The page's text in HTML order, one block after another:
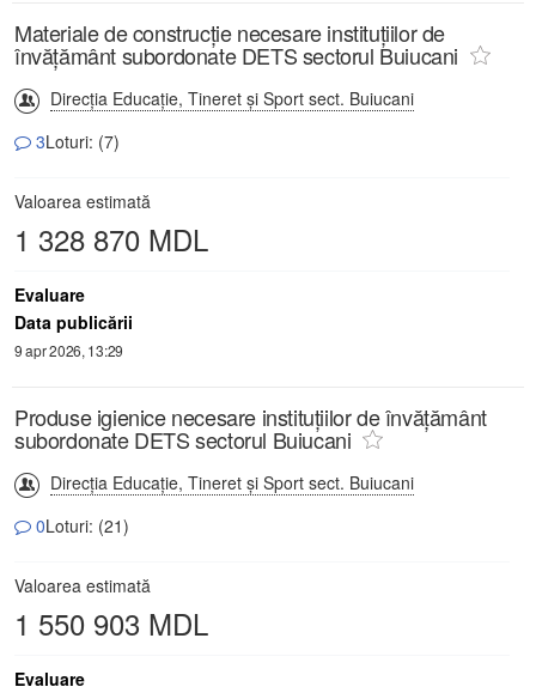
Materiale de construcție necesare instituțiilor de
învățământ subordonate DETS sectorul Buiucani
Direcţia Educaţie, Tineret şi Sport sect. Buiucani
3Loturi: (7)
Valoarea estimată
1 328 870 MDL
Evaluare
Data publicării
9 apr 2026, 13:29
Produse igienice necesare instituțiilor de învățământ
subordonate DETS sectorul Buiucani
Direcţia Educaţie, Tineret şi Sport sect. Buiucani
0Loturi: (21)
Valoarea estimată
1 550 903 MDL
Evaluare